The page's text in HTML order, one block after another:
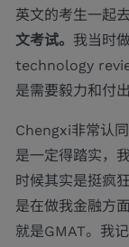
英文的考生一起
文考试。 我当时
technology
是需要毅力和付
Chengxi非常认
是一定得踏实，
时候其实是挺疯
是在做我金融方
就是GMAT。我